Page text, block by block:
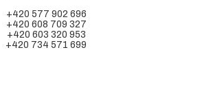
+420 577 902 696
+420 608 709 327
+420 603 320 953
+420 734 571 699